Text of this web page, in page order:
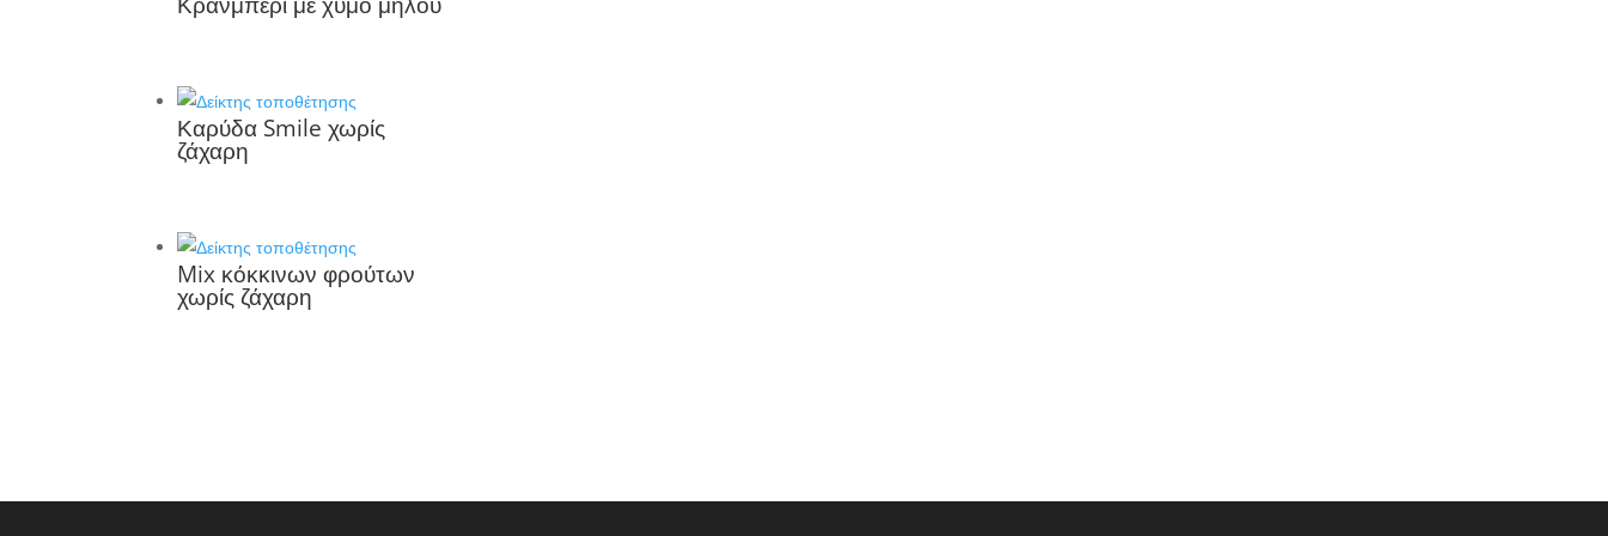
Καρύδα Smile χωρίς
ζάχαρη
Mix κόκκινων φρούτων
χωρίς ζάχαρη